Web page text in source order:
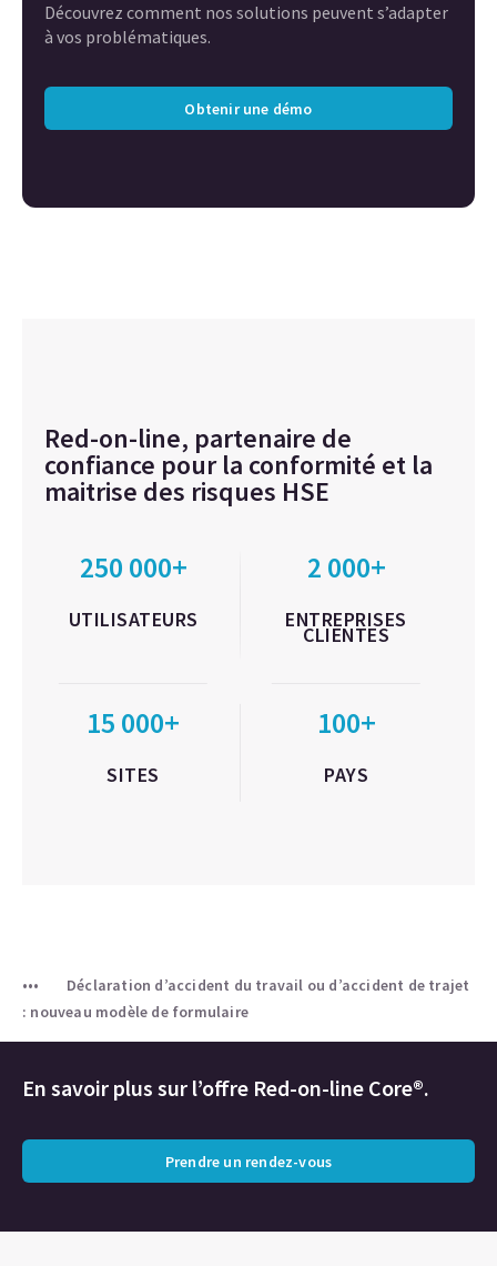
Découvrez comment nos solutions peuvent s’adapter
à vos problématiques.
Obtenir une démo
Red-on-line, partenaire de
confiance pour la conformité et la
maitrise des risques HSE
250 000+
UTILISATEURS
2 000+
ENTREPRISES
CLIENTES
15 000+
SITES
100+
PAYS
Déclaration d’accident du travail ou d’accident de trajet
: nouveau modèle de formulaire
En savoir plus sur l’offre Red-on-line Core®.
Prendre un rendez-vous